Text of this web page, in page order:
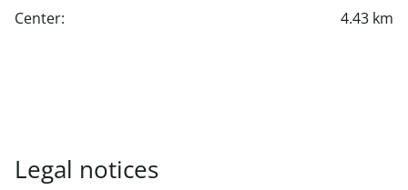
Center:
4.43 km
Legal notices